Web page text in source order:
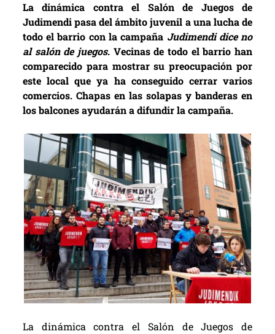
La dinámica contra el Salón de Juegos de
Judimendi pasa del ámbito juvenil a una lucha de
todo el barrio con la campaña Judimendi dice no
al salón de juegos. Vecinas de todo el barrio han
comparecido para mostrar su preocupación por
este local que ya ha conseguido cerrar varios
comercios. Chapas en las solapas y banderas en
los balcones ayudarán a difundir la campaña.
La dinámica contra el Salón de Juegos de